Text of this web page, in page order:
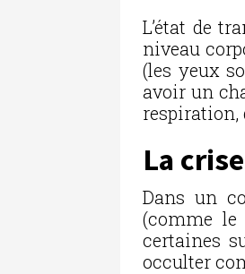
L’état de
niveau
(les yeux
avoir un
respiration,
La
Dans un
(comme le
certaines
occulter